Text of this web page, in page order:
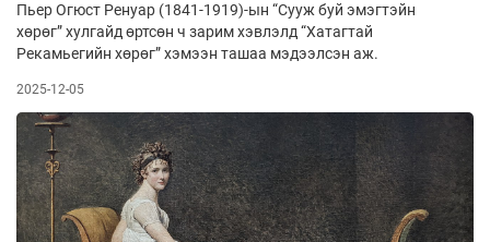
Пьер Огюст Ренуар (1841-1919)-ын “Сууж буй эмэгтэйн
хөрөг” хулгайд өртсөн ч зарим хэвлэлд “Хатагтай
Рекамьегийн хөрөг” хэмээн ташаа мэдээлсэн аж.
2025-12-05